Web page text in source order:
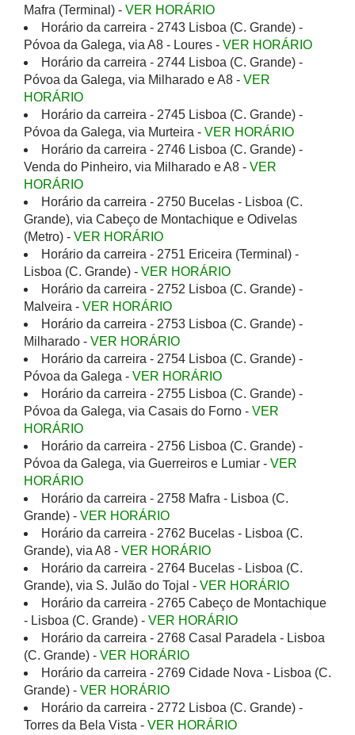
Mafra (Terminal) - VER HORÁRIO
Horário da carreira - 2743 Lisboa (C. Grande) -
Póvoa da Galega, via A8 - Loures - VER HORÁRIO
Horário da carreira - 2744 Lisboa (C. Grande) -
Póvoa da Galega, via Milharado e A8 - VER
HORÁRIO
Horário da carreira - 2745 Lisboa (C. Grande) -
Póvoa da Galega, via Murteira - VER HORÁRIO
Horário da carreira - 2746 Lisboa (C. Grande) -
Venda do Pinheiro, via Milharado e A8 - VER
HORÁRIO
Horário da carreira - 2750 Bucelas - Lisboa (C.
Grande), via Cabeço de Montachique e Odivelas
(Metro) - VER HORÁRIO
Horário da carreira - 2751 Ericeira (Terminal) -
Lisboa (C. Grande) - VER HORÁRIO
Horário da carreira - 2752 Lisboa (C. Grande) -
Malveira - VER HORÁRIO
Horário da carreira - 2753 Lisboa (C. Grande) -
Milharado - VER HORÁRIO
Horário da carreira - 2754 Lisboa (C. Grande) -
Póvoa da Galega - VER HORÁRIO
Horário da carreira - 2755 Lisboa (C. Grande) -
Póvoa da Galega, via Casais do Forno - VER
HORÁRIO
Horário da carreira - 2756 Lisboa (C. Grande) -
Póvoa da Galega, via Guerreiros e Lumiar - VER
HORÁRIO
Horário da carreira - 2758 Mafra - Lisboa (C.
Grande) - VER HORÁRIO
Horário da carreira - 2762 Bucelas - Lisboa (C.
Grande), via A8 - VER HORÁRIO
Horário da carreira - 2764 Bucelas - Lisboa (C.
Grande), via S. Julão do Tojal - VER HORÁRIO
Horário da carreira - 2765 Cabeço de Montachique
- Lisboa (C. Grande) - VER HORÁRIO
Horário da carreira - 2768 Casal Paradela - Lisboa
(C. Grande) - VER HORÁRIO
Horário da carreira - 2769 Cidade Nova - Lisboa (C.
Grande) - VER HORÁRIO
Horário da carreira - 2772 Lisboa (C. Grande) -
Torres da Bela Vista - VER HORÁRIO